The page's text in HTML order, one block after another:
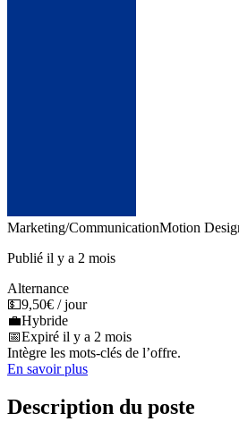
Marketing/CommunicationMotion
Publié il y a 2 mois
Alternance
💵9,50€ / jour
💼Hybride
📅Expiré il y a 2 mois
Intègre les mots-clés de l’offre.
En savoir plus
Description du poste